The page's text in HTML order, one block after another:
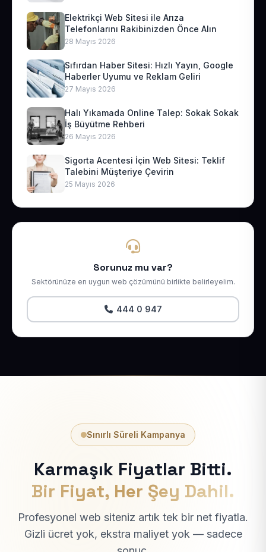
Elektrikçi Web Sitesi ile Arıza
Telefonlarını Rakibinizden Önce Alın
28 Mayıs 2026
Sıfırdan Haber Sitesi: Hızlı Yayın, Google
Haberler Uyumu ve Reklam Geliri
27 Mayıs 2026
Halı Yıkamada Online Talep: Sokak Sokak
İş Büyütme Rehberi
26 Mayıs 2026
Sigorta Acentesi İçin Web Sitesi: Teklif
Talebini Müşteriye Çevirin
25 Mayıs 2026
Sorunuz mu var?
Sektörünüze en uygun web çözümünü birlikte belirleyelim.
444 0 947
Sınırlı Süreli Kampanya
Karmaşık Fiyatlar Bitti.
Bir Fiyat, Her Şey Dahil.
Profesyonel web siteniz artık tek bir net fiyatla.
Gizli ücret yok, ekstra maliyet yok — sadece